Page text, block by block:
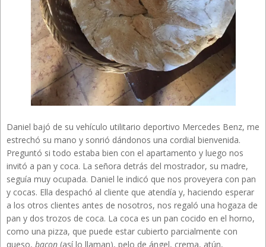
Daniel bajó de su vehículo utilitario deportivo Mercedes Benz, me
estrechó su mano y sonrió dándonos una cordial bienvenida.
Preguntó si todo estaba bien con el apartamento y luego nos
invitó a pan y coca. La señora detrás del mostrador, su madre,
seguía muy ocupada. Daniel le indicó que nos proveyera con pan
y cocas. Ella despachó al cliente que atendía y, haciendo esperar
a los otros clientes antes de nosotros, nos regaló una hogaza de
pan y dos trozos de coca. La coca es un pan cocido en el horno,
como una pizza, que puede estar cubierto parcialmente con
queso, bacon (así lo llaman), pelo de ángel, crema, atún,